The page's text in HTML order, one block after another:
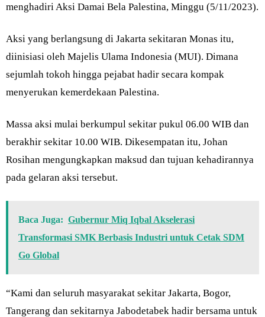
menghadiri Aksi Damai Bela Palestina, Minggu (5/11/2023).
Aksi yang berlangsung di Jakarta sekitaran Monas itu,
diinisiasi oleh Majelis Ulama Indonesia (MUI). Dimana
sejumlah tokoh hingga pejabat hadir secara kompak
menyerukan kemerdekaan Palestina.
Massa aksi mulai berkumpul sekitar pukul 06.00 WIB dan
berakhir sekitar 10.00 WIB. Dikesempatan itu, Johan
Rosihan mengungkapkan maksud dan tujuan kehadirannya
pada gelaran aksi tersebut.
Baca Juga: Gubernur Miq Iqbal Akselerasi
Transformasi SMK Berbasis Industri untuk Cetak SDM
Go Global
“Kami dan seluruh masyarakat sekitar Jakarta, Bogor,
Tangerang dan sekitarnya Jabodetabek hadir bersama untuk